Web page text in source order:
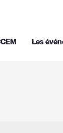
Les